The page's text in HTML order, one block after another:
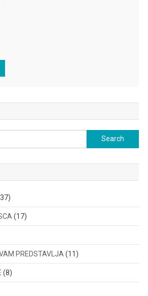
Search
for:
(17)
PREDSTAVLJA (11)
(8)